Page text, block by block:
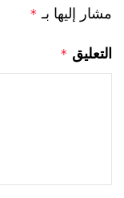
مشار إليها بـ *
التعليق *